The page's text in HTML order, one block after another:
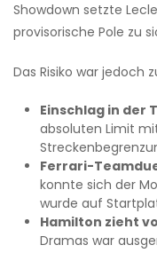
Showdown setzte
provisorische Pole zu
Das Risiko war jedoch
Einschlag in der
absoluten Limit
Ferrari-
konnte sich der
wurde auf
Hamilton zieht
Dramas war